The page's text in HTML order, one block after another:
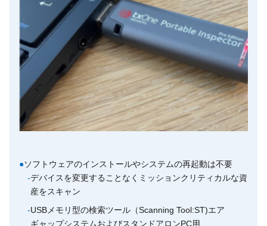
●ソフトウェアのインストールやシステムの再起動は不要
-デバイスを変更することなくミッションクリティカルな資
産をスキャン
-USBメモリ型の検索ツール（Scanning Tool:ST)エア
ギャップシステムおよびスタンドアロンPC用